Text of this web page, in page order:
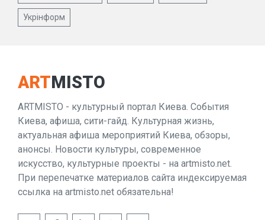
Укрінформ
ARTMISTO
ARTMISTO - культурный портал Киева. События
Киева, афиша, сити-гайд. Культурная жизнь,
актуальная афиша мероприятий Киева, обзоры,
анонсы. Новости культуры, современное
искусство, культурные проекты - на artmisto.net.
При перепечатке материалов сайта индексируемая
ссылка на artmisto.net обязательна!